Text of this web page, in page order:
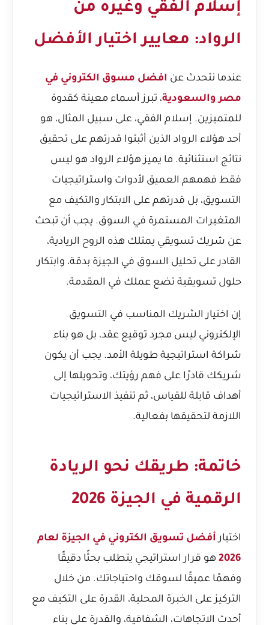
إسلام الفقي وغيره من
الرواد: معايير اختيار الأفضل
عندما نتحدث عن افضل مسوق الكتروني في
مصر والسعودية، تبرز أسماء معينة كقدوة
للمتميزين. إسلام الفقي، على سبيل المثال، هو
أحد هؤلاء الرواد الذين أثبتوا قدرتهم على تحقيق
نتائج استثنائية. ما يميز هؤلاء الرواد هو ليس
فقط فهمهم العميق لأدوات واستراتيجيات
التسويق، بل قدرتهم على الابتكار والتكيف مع
المتغيرات المستمرة في السوق. يجب أن تبحث
عن شريك تسويقي يمتلك هذه الروح الريادية،
القادر على تحليل السوق في الجيزة بدقة، وابتكار
حلول تسويقية تضع عملك في المقدمة.
إن اختيار الشريك المناسب في التسويق
الإلكتروني ليس مجرد توقيع عقد، بل هو بناء
شراكة استراتيجية طويلة الأمد. يجب أن يكون
شريكك قادرًا على فهم رؤيتك، وتحويلها إلى
أهداف قابلة للقياس، ثم تنفيذ الاستراتيجيات
اللازمة لتحقيقها بفعالية.
خاتمة: طريقك نحو الريادة
الرقمية في الجيزة 2026
اختيار أفضل تسويق الكتروني في الجيزة لعام
2026 هو قرار استراتيجي يتطلب بحثًا دقيقًا
وفهمًا عميقًا لسوقك واحتياجاتك. من خلال
التركيز على الخبرة المحلية، القدرة على التكيف مع
أحدث الاتجاهات، الشفافية، والقدرة على بناء